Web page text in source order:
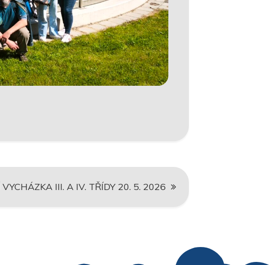
III. A IV. TŘÍDY 20. 5. 2026